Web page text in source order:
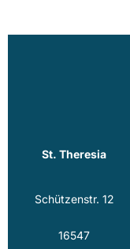
St. Theresia
Schützenstr. 12
16547